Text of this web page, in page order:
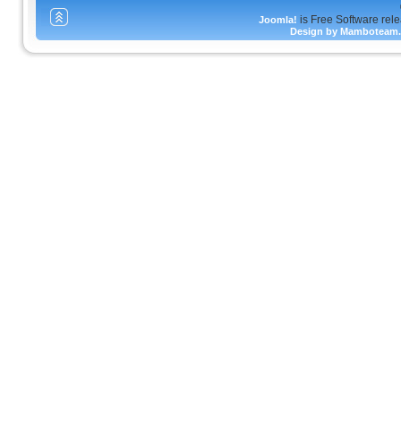
Joomla! is Free Software
Design by